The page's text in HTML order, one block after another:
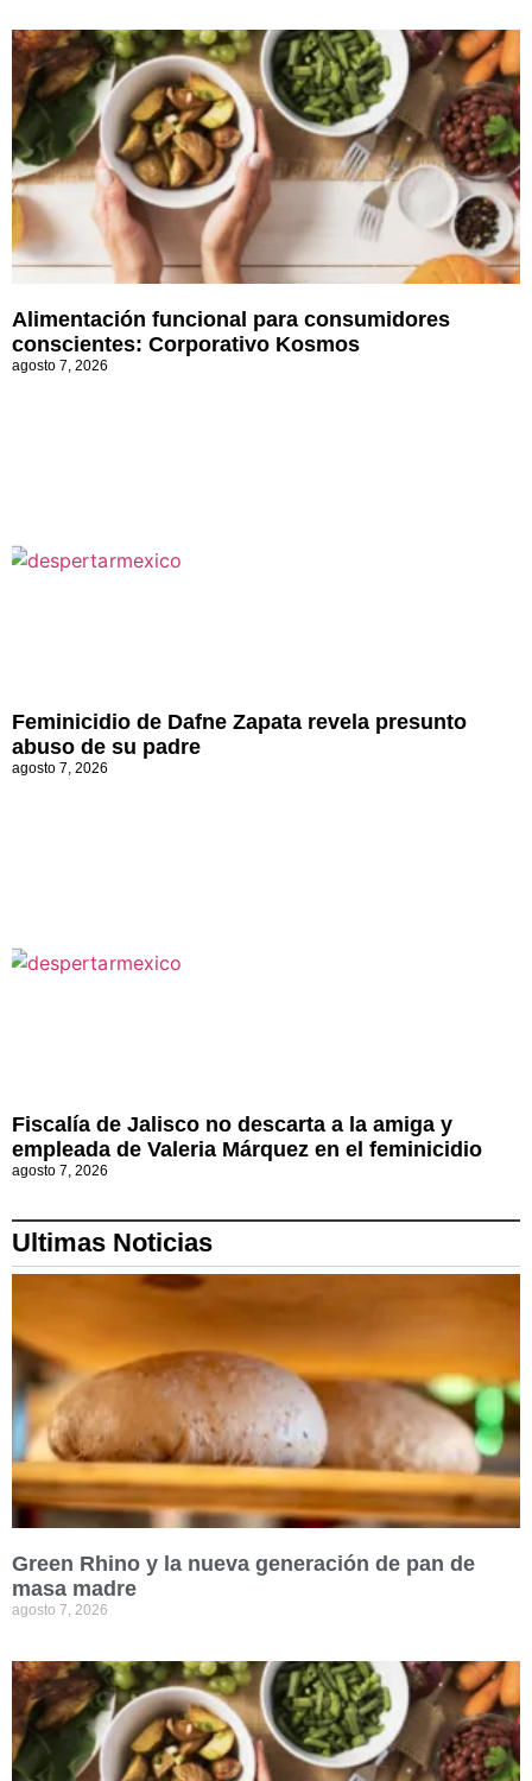
Alimentación funcional para consumidores
conscientes: Corporativo Kosmos
agosto 7, 2026
Feminicidio de Dafne Zapata revela presunto
abuso de su padre
agosto 7, 2026
Fiscalía de Jalisco no descarta a la amiga y
empleada de Valeria Márquez en el feminicidio
agosto 7, 2026
Ultimas Noticias
Green Rhino y la nueva generación de pan de
masa madre
agosto 7, 2026